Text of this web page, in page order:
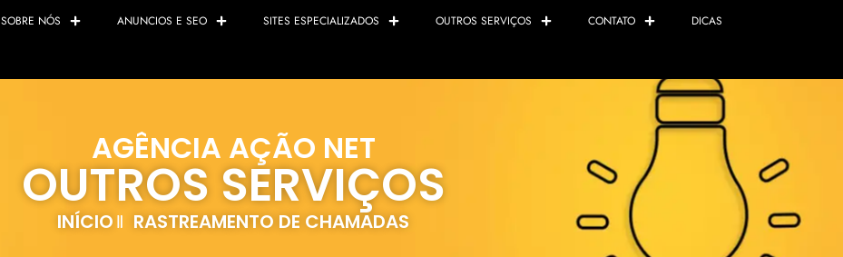
SOBRE NÓS ANUNCIOS E SEO SITES ESPECIALIZADOS OUTROS SERVIÇOS CONTATO DICAS
AGÊNCIA AÇÃO NET
OUTROS SERVIÇOS
INÍCIO RASTREAMENTO DE CHAMADAS